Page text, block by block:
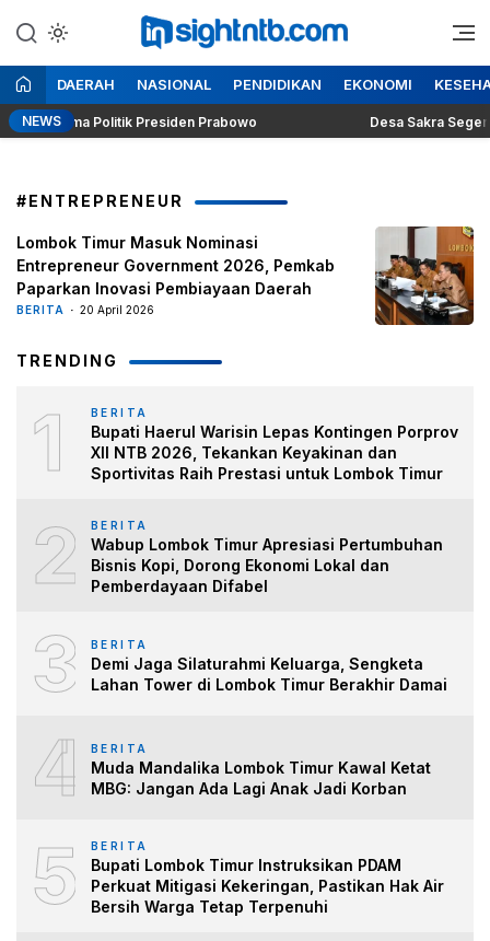
ke
konten
Insight NTB
Berita Seputar NTB
DAERAH NASIONAL PENDIDIKAN EKONOMI
NEWS
Dilema Politik Presiden Prabowo Desa Sakra Segera
#ENTREPRENEUR
Lombok Timur Masuk Nominasi
Entrepreneur Government 2026, Pemkab
Paparkan Inovasi Pembiayaan Daerah
BERITA 20 April 2026
TRENDING
1 BERITA
Bupati Haerul Warisin Lepas Kontingen Porprov
XII NTB 2026, Tekankan Keyakinan dan
Sportivitas Raih Prestasi untuk Lombok Timur
2 BERITA
Wabup Lombok Timur Apresiasi Pertumbuhan
Bisnis Kopi, Dorong Ekonomi Lokal dan
Pemberdayaan Difabel
3 BERITA
Demi Jaga Silaturahmi Keluarga, Sengketa
Lahan Tower di Lombok Timur Berakhir Damai
4 BERITA
Muda Mandalika Lombok Timur Kawal Ketat
MBG: Jangan Ada Lagi Anak Jadi Korban
5 BERITA
Bupati Lombok Timur Instruksikan PDAM
Perkuat Mitigasi Kekeringan, Pastikan Hak Air
Bersih Warga Tetap Terpenuhi